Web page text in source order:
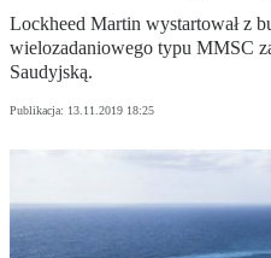
Lockheed Martin wystartował z
wielozadaniowego typu MMSC
Saudyjską.
Publikacja: 13.11.2019 18:25